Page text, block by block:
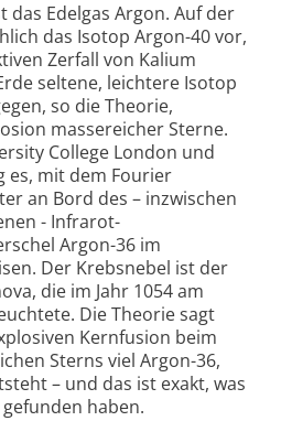
das Edelgas Argon. Auf der
das Isotop Argon-40 vor,
Zerfall von Kalium
seltene, leichtere Isotop
so die Theorie,
massereicher Sterne.
College London und
es, mit dem Fourier
an Bord des – inzwischen
- Infrarot-
Argon-36 im
Der Krebsnebel ist der
die im Jahr 1054 am
Die Theorie sagt
Kernfusion beim
Sterns viel Argon-36,
– und das ist exakt, was
haben.